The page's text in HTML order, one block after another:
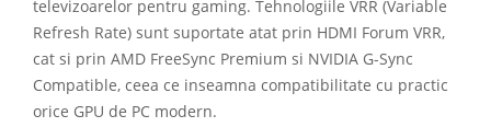
televizoarelor pentru gaming. Tehnologiile VRR (Variable
Refresh Rate) sunt suportate atat prin HDMI Forum VRR,
cat si prin AMD FreeSync Premium si NVIDIA G-Sync
Compatible, ceea ce inseamna compatibilitate cu practic
orice GPU de PC modern.